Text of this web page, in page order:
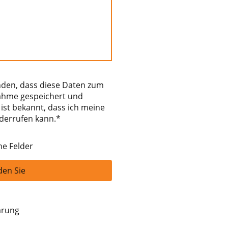
dass diese Daten zum
gespeichert und
bekannt, dass ich meine
kann.*
Felder
Sie